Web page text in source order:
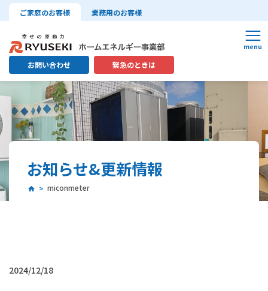
ご家庭のお客様 業務用のお客様
お問い合わせ 緊急のときは
お知らせ&更新情報
miconmeter
2024/12/18